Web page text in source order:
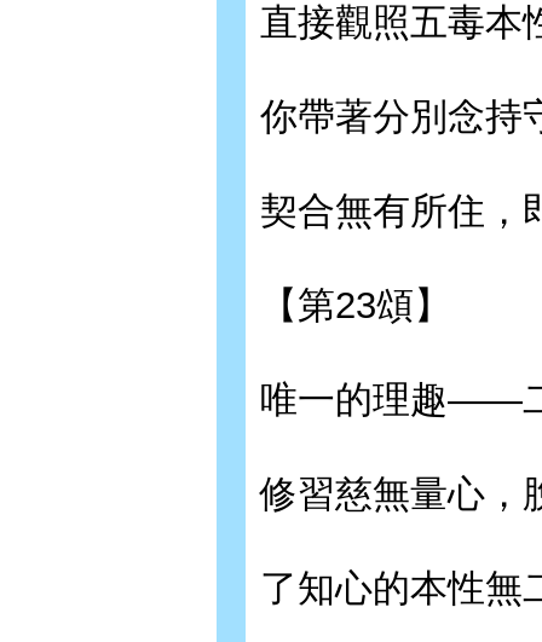
直接觀照五毒本
你帶著分別念持
契合無有所住，
【第23頌】
唯一的理趣——
修習慈無量心，
了知心的本性無